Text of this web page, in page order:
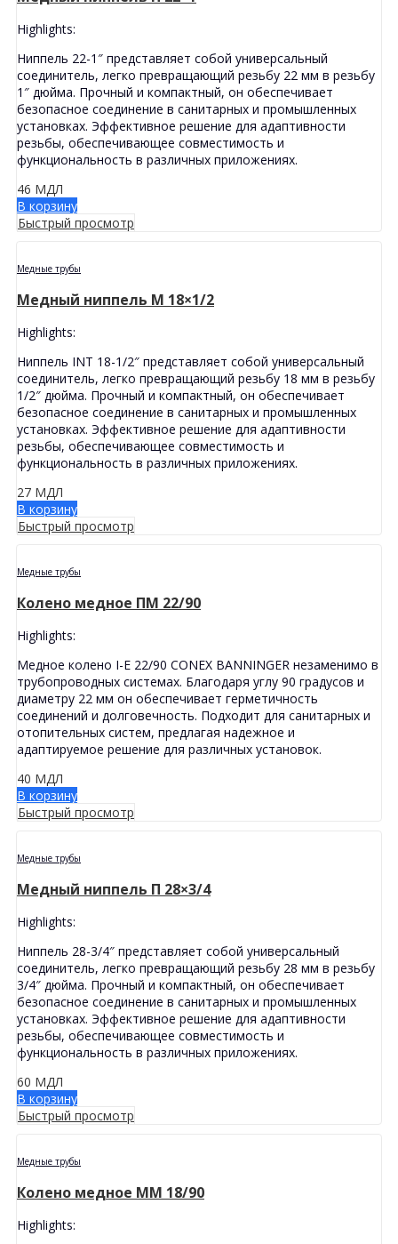
Highlights:
Ниппель 22-1″ представляет собой универсальный
соединитель, легко превращающий резьбу 22 мм в резьбу
1″ дюйма. Прочный и компактный, он обеспечивает
безопасное соединение в санитарных и промышленных
установках. Эффективное решение для адаптивности
резьбы, обеспечивающее совместимость и
функциональность в различных приложениях.
46 МДЛ
В корзину
Быстрый просмотр
Медные трубы
Медный ниппель M 18×1/2
Highlights:
Ниппель INT 18-1/2″ представляет собой универсальный
соединитель, легко превращающий резьбу 18 мм в резьбу
1/2″ дюйма. Прочный и компактный, он обеспечивает
безопасное соединение в санитарных и промышленных
установках. Эффективное решение для адаптивности
резьбы, обеспечивающее совместимость и
функциональность в различных приложениях.
27 МДЛ
В корзину
Быстрый просмотр
Медные трубы
Колено медное ПМ 22/90
Highlights:
Медное колено I-E 22/90 CONEX BANNINGER незаменимо в
трубопроводных системах. Благодаря углу 90 градусов и
диаметру 22 мм он обеспечивает герметичность
соединений и долговечность. Подходит для санитарных и
отопительных систем, предлагая надежное и
адаптируемое решение для различных установок.
40 МДЛ
В корзину
Быстрый просмотр
Медные трубы
Медный ниппель П 28×3/4
Highlights:
Ниппель 28-3/4″ представляет собой универсальный
соединитель, легко превращающий резьбу 28 мм в резьбу
3/4″ дюйма. Прочный и компактный, он обеспечивает
безопасное соединение в санитарных и промышленных
установках. Эффективное решение для адаптивности
резьбы, обеспечивающее совместимость и
функциональность в различных приложениях.
60 МДЛ
В корзину
Быстрый просмотр
Медные трубы
Колено медное MМ 18/90
Highlights: